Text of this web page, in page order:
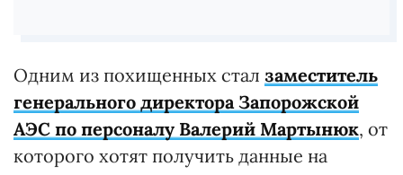
Одним из похищенных стал заместитель
генерального директора Запорожской
АЭС по персоналу Валерий Мартынюк, от
которого хотят получить данные на